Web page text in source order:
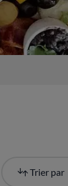
Trier par
Le plus récent